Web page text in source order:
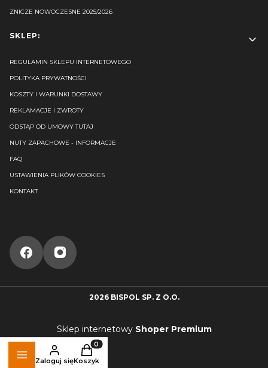
ZNICZE NOWOCZESNE 2025/2026
SKLEP:
REGULAMIN SKLEPU INTERNETOWEGO
POLITYKA PRYWATNOŚCI
KOSZTY I WARUNKI DOSTAWY
REKLAMACJE I ZWROTY
ODSTĄP OD UMOWY TUTAJ
NUTY ZAPACHOWE - INFORMACJE
FAQ
USTAWIENIA PLIKÓW COOKIES
KONTAKT
2026 BISPOL SP. Z O.O.
Sklep internetowy Shoper Premium
Zaloguj się
Produkty w koszyku: 0. Zobacz szczegóły
Koszyk